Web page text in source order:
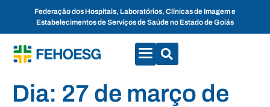
Federação dos Hospitais, Laboratórios, Clínicas de Imagem e
Estabelecimentos de Serviços de Saúde no Estado de Goiás
Dia: 27 de março de